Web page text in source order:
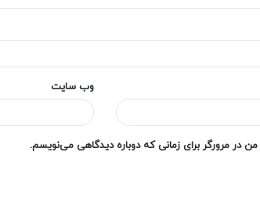
وب‌ سایت
در مرورگر برای زمانی که دوباره دیدگاهی می‌نویسم.